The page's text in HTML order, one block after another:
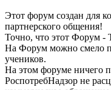
Этот форум создан для
партнерского общения!
Точно, что этот Форум -
На Форум можно смело
учеников.
На этом форуме ничего
РоспотребНадзор не